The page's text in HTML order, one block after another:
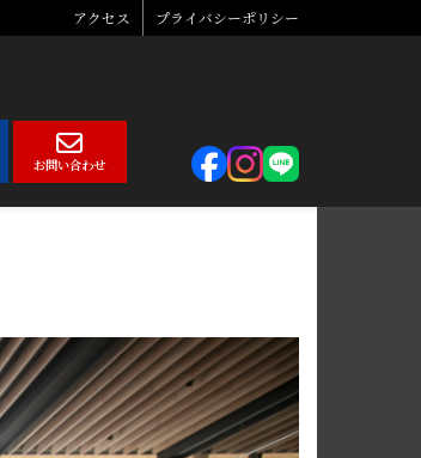
アクセス プライバシーポリシー
お問い合わせ